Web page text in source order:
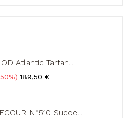
Atlantic Tartan...
Prix
189,50 €
N°510 Suede...